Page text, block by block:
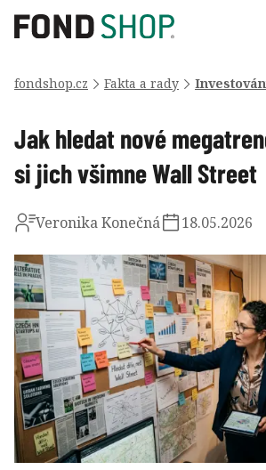
fondshop.cz Fakta a rady
Jak hledat nové
si jich všimne Wall Street
Veronika Konečná 18.05.2026